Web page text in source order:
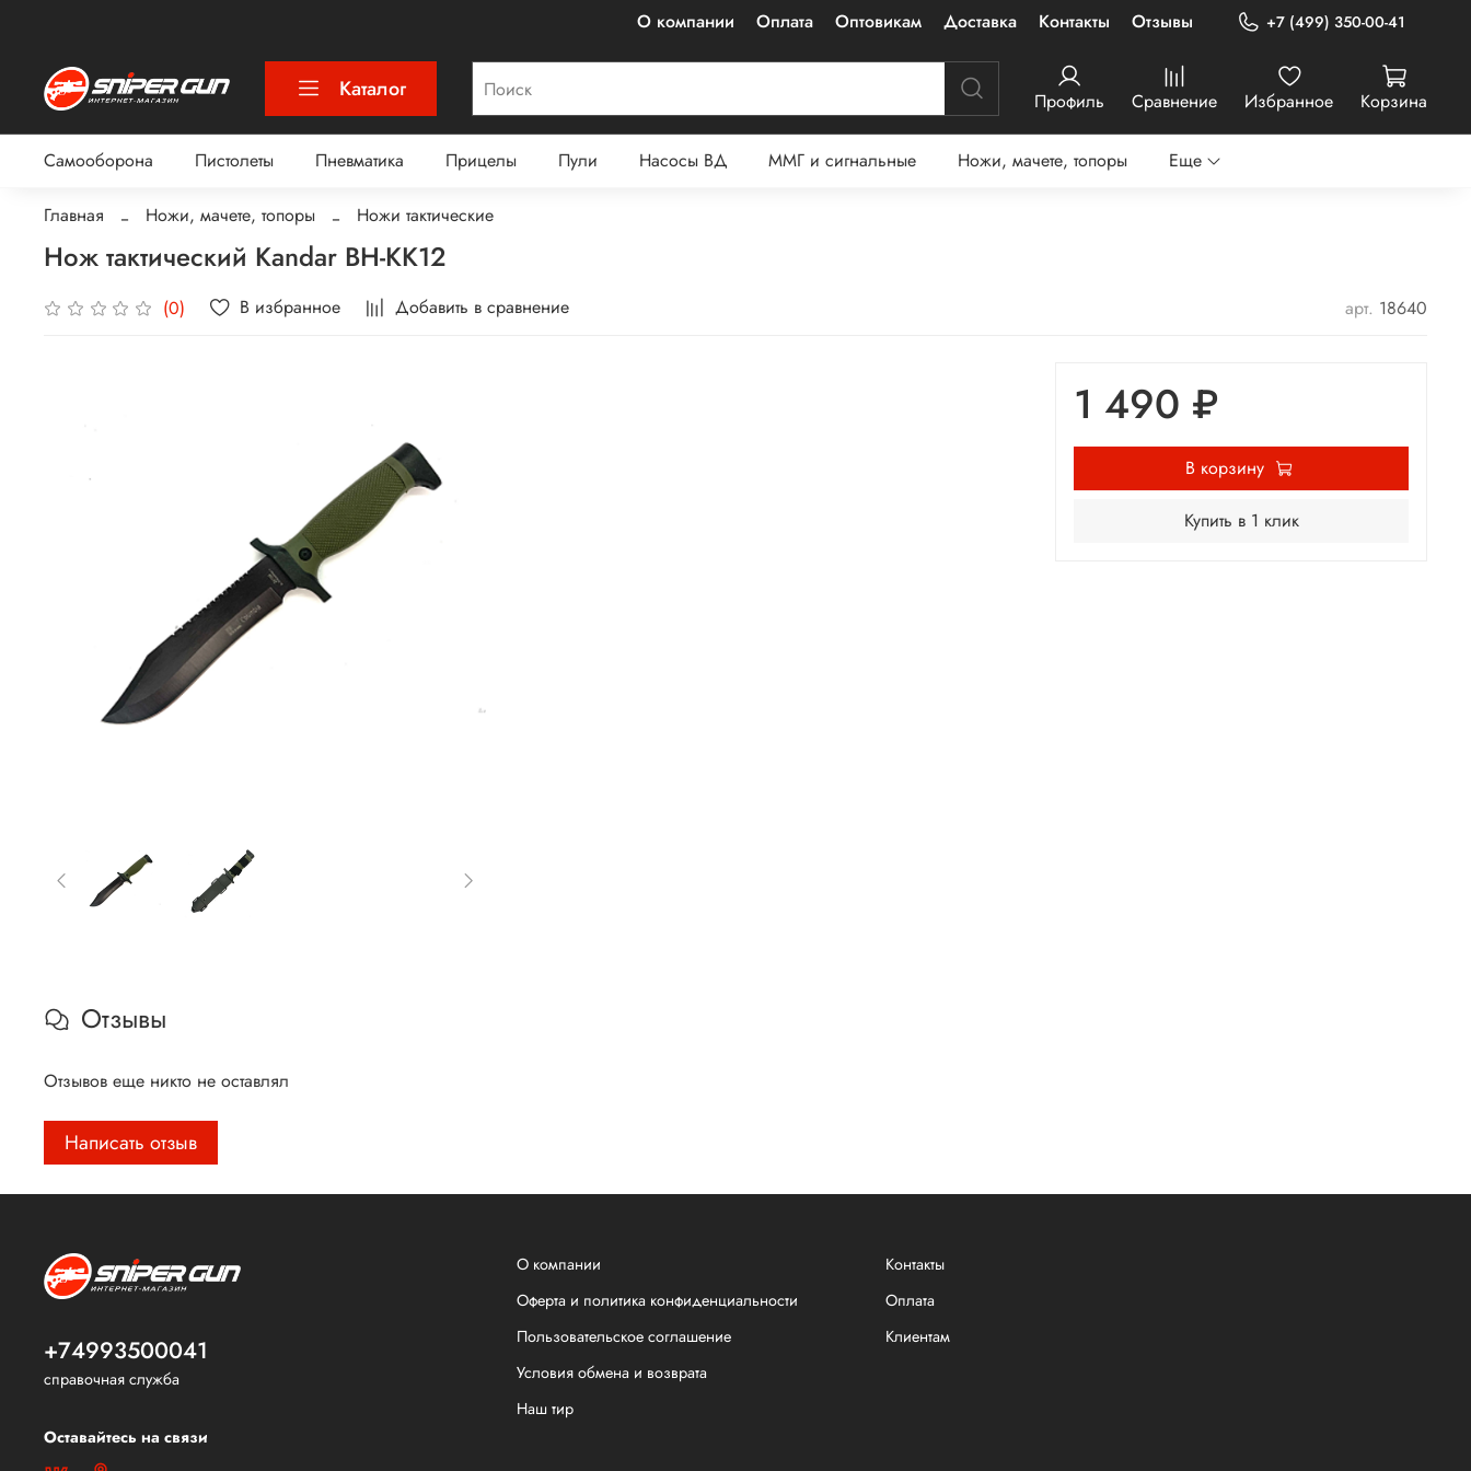
О компании Оплата Оптовикам Доставка Контакты Отзывы +7 (499) 350-00-41
Каталог Профиль Сравнение Избранное Корзина
Самооборона Пистолеты Пневматика Прицелы Пули Насосы ВД ММГ и сигнальные Ножи, мачете, топоры Еще
Главная Ножи, мачете, топоры Ножи тактические
Нож тактический Kandar BH-KK12
(0) В избранное Добавить в сравнение арт. 18640
1 490 ₽
В корзину
Купить в 1 клик
Отзывы
Отзывов еще никто не оставлял
Написать отзыв
О компании
Оферта и политика конфиденциальности
Пользовательское соглашение
Условия обмена и возврата
Наш тир
Контакты
Оплата
Клиентам
+74993500041
справочная служба
Оставайтесь на связи